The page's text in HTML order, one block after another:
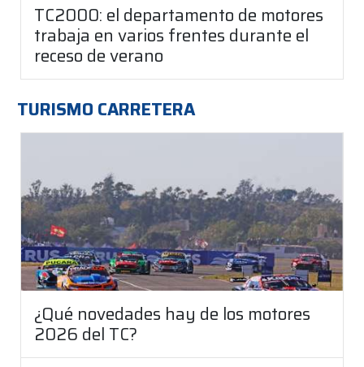
TC2000: el departamento de motores
trabaja en varios frentes durante el
receso de verano
TURISMO CARRETERA
¿Qué novedades hay de los motores
2026 del TC?